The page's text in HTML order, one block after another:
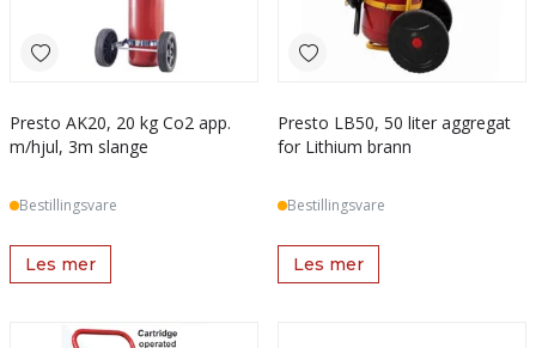
Presto AK20, 20 kg Co2 app.
m/hjul, 3m slange
Bestillingsvare
Les mer
Presto LB50, 50 liter aggregat
for Lithium brann
Bestillingsvare
Les mer